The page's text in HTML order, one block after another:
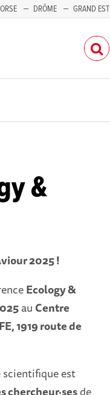
DRÔME GRAND EST
&
2025 !
Ecology &
au Centre
1919 route de
est
chercheur·sesde